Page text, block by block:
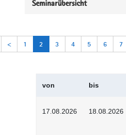
Seminarübersicht
< 1 2 3 4 5 6 7
von bis
17.08.2026 18.08.2026